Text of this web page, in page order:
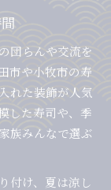
団らんや交流を
市や小牧市の寿
れた装飾が人気
した寿司や、季
族みんなで選ぶ
付け、夏は涼し